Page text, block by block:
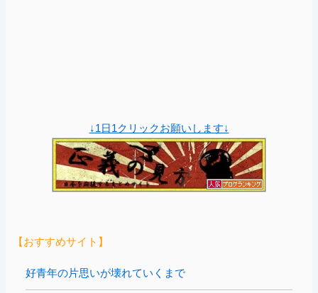
↓1日1クリックお願いします↓
【おすすめサイト】
好青年の片思いが壊れていくまで